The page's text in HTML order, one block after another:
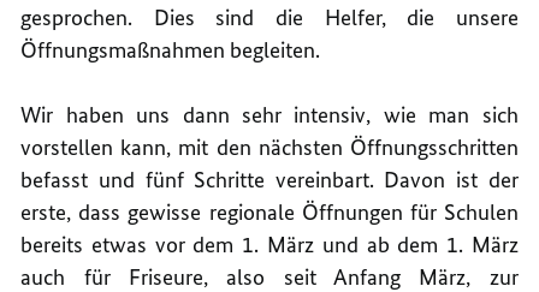
gesprochen. Dies sind die Helfer, die unsere
Öffnungsmaßnahmen begleiten.
Wir haben uns dann sehr intensiv, wie man sich
vorstellen kann, mit den nächsten Öffnungsschritten
befasst und fünf Schritte vereinbart. Davon ist der
erste, dass gewisse regionale Öffnungen für Schulen
bereits etwas vor dem 1. März und ab dem 1. März
auch für Friseure, also seit Anfang März, zur